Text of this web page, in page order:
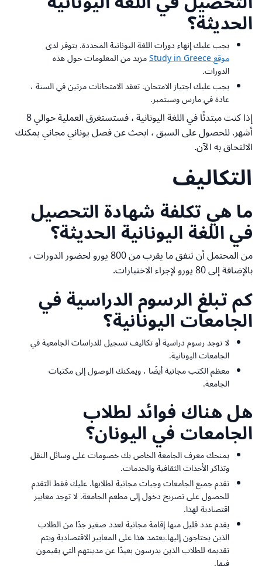
الحديثة؟
يجب عليك إنهاء دورات اللغة اليونانية المحددة. يتوفر لدى
موقع Study in Greece مزيد من المعلومات حول هذه
الدورات.
يجب عليك اجتياز الامتحان. تعقد الامتحانات مرتين في السنة ،
عادة في مارس وسبتمبر.
إذا كنت مبتدئًا في اللغة اليونانية ، فستستغرق العملية حوالي 8
أشهر. للحصول على السبق ، ابحث عن فصل يوناني مجاني يمكنك
الالتحاق به الآن.
التكاليف
ما هي تكلفة شهادة التحصيل
في اللغة اليونانية الحديثة؟
من المحتمل أن تنفق ما يقرب من 800 يورو لحضور الدورات ،
بالإضافة إلى 80 يورو لإجراء الاختبارات.
كم تبلغ الرسوم الدراسية في
الجامعات اليونانية؟
لا توجد رسوم دراسية أو تكاليف تسجيل للدراسات الجامعية في
الجامعات اليونانية.
معظم الكتب مجانية أيضًا ، ويمكنك الوصول إلى مكتبات
الجامعة.
هل هناك فوائد لطلاب
الجامعات في اليونان؟
يمنحك معرف الجامعة الخاص بك خصومات على وسائل النقل
وتذاكر الأحداث الثقافية والخدمات.
تقدم جميع الجامعات وجبات مجانية لطلابها. عليك فقط التقدم
للحصول على تصريح دخول إلى مطعم الجامعة. لا توجد معايير
اقتصادية لهذا.
يقدم عدد قليل منها إقامة مجانية لعدد صغير جدًا من الطلاب
الذين يحتاجون إليها.يعتمد هذا على المعايير الاقتصادية ويتم
تقديمه للطلاب الذين يدرسون بعيدًا عن مدينتهم التي يقيمون